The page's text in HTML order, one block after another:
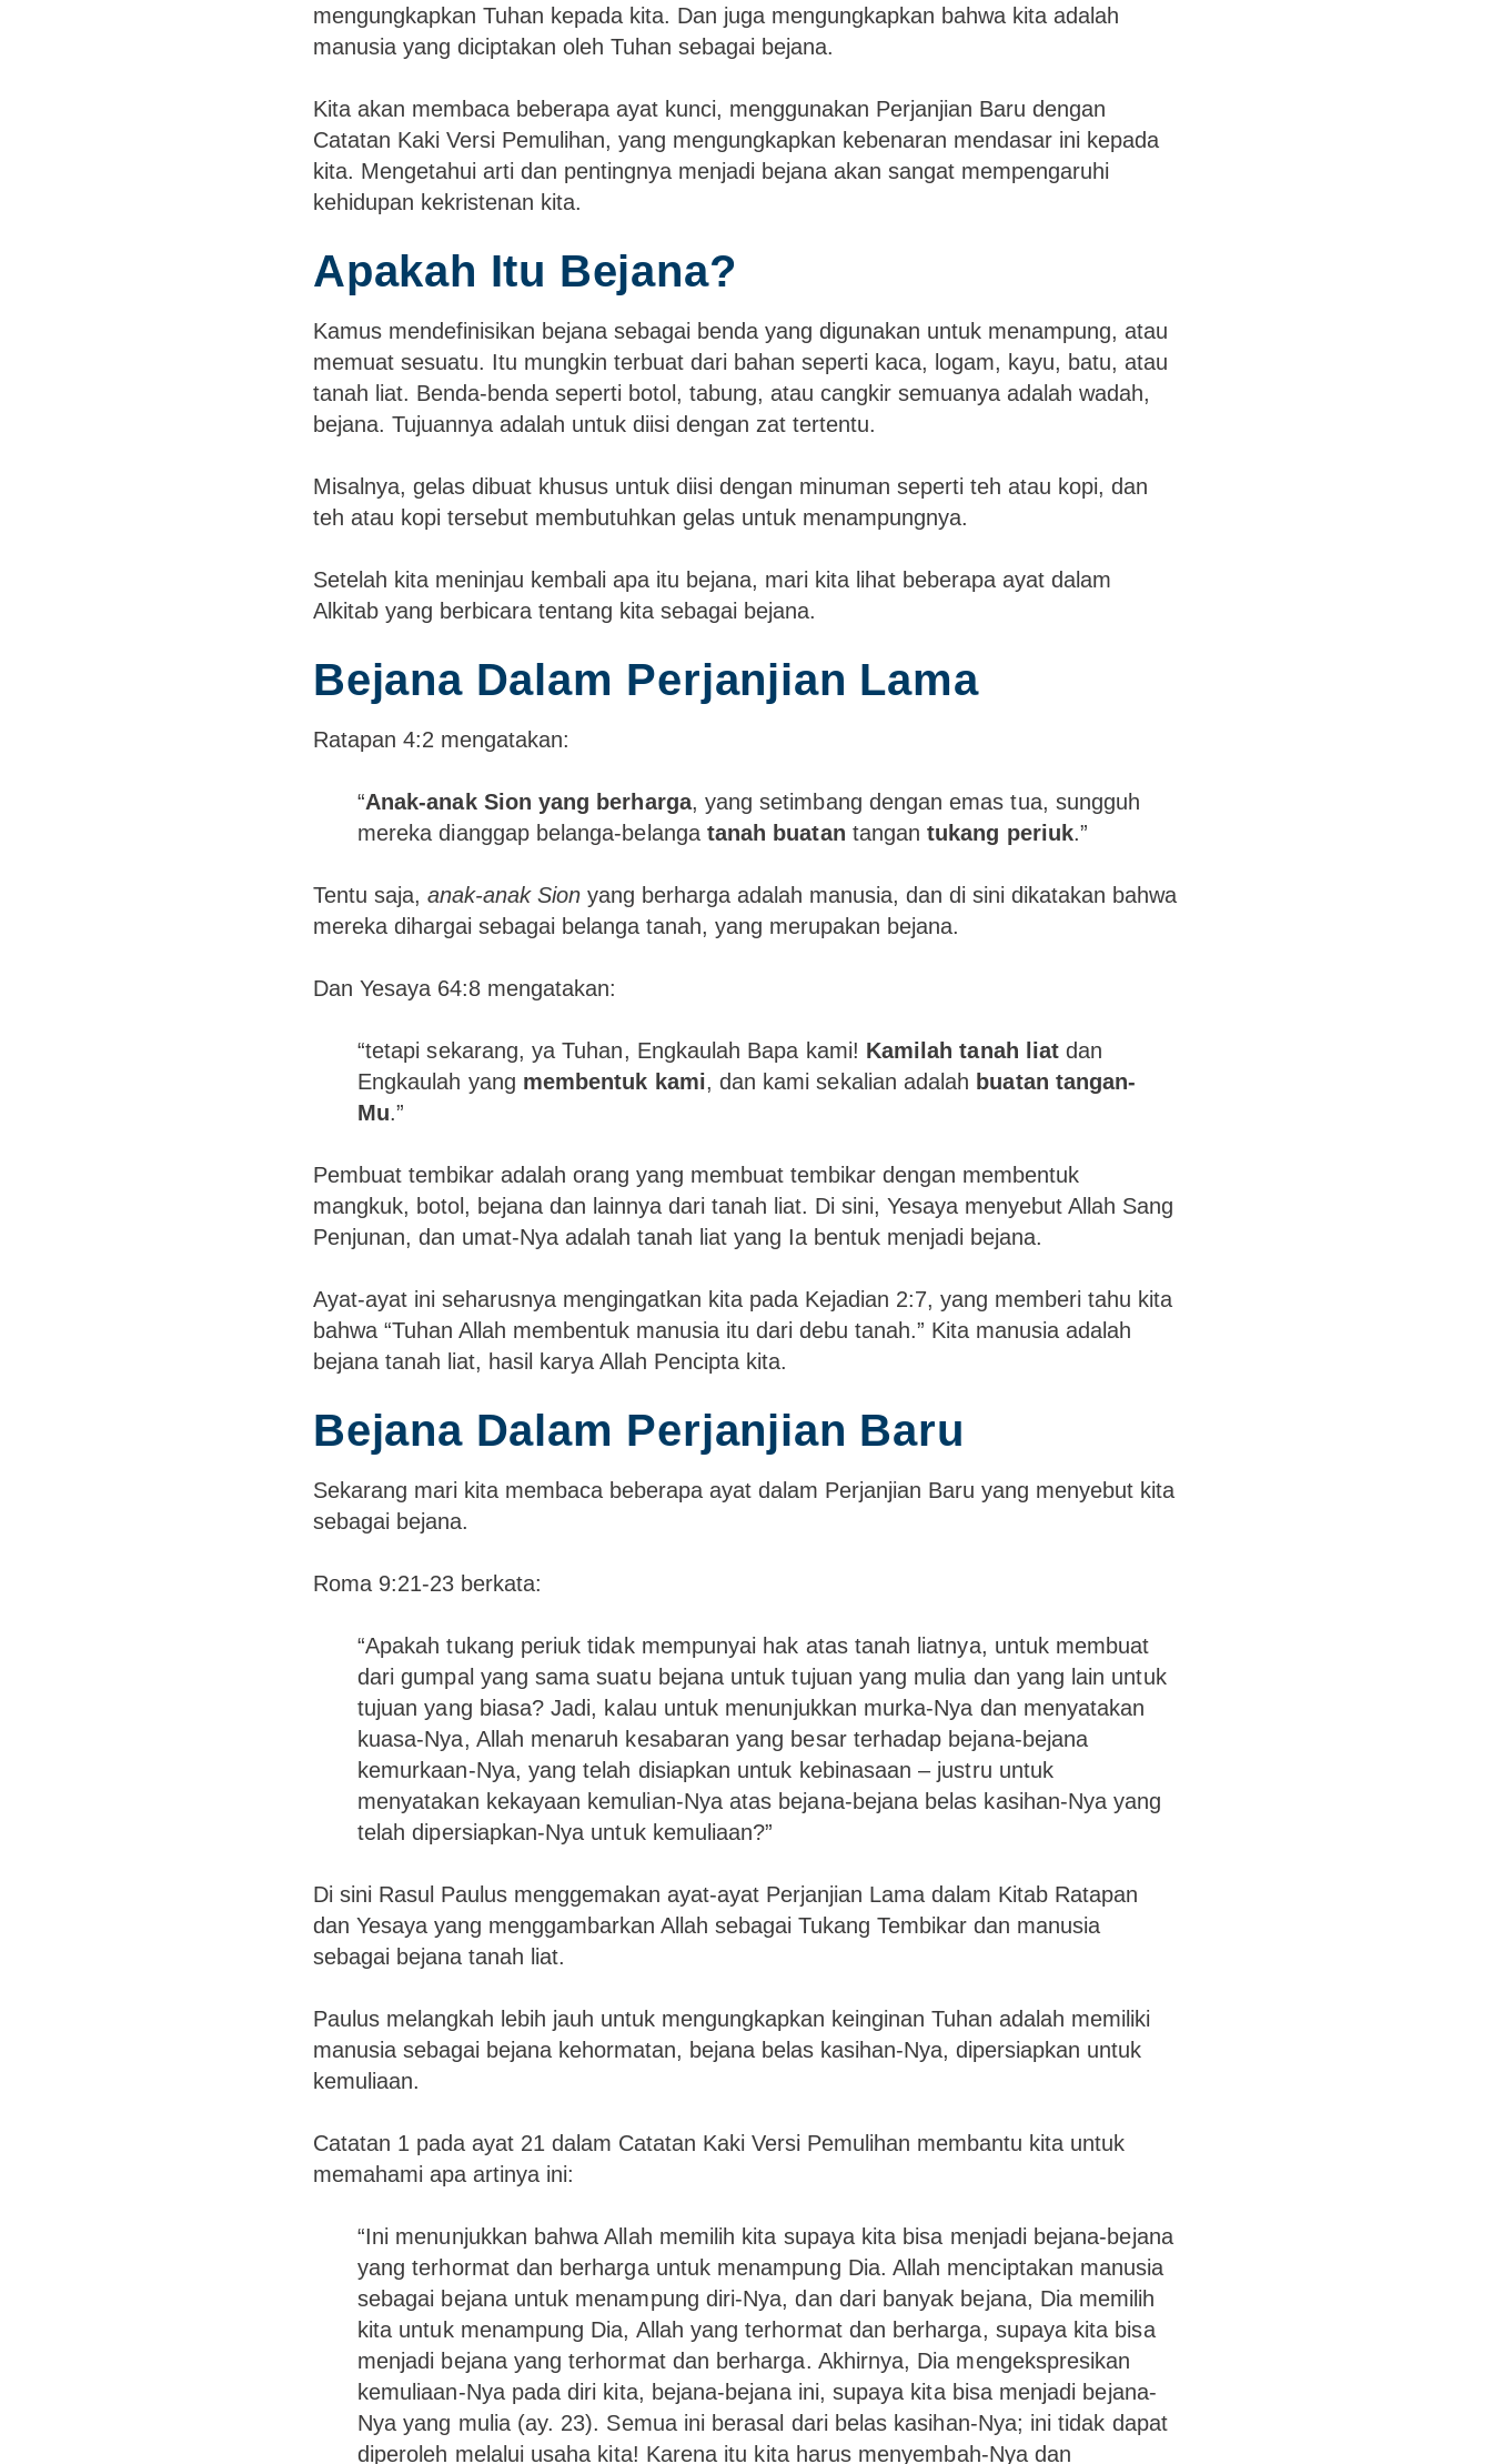
mengungkapkan Tuhan kepada kita. Dan juga mengungkapkan bahwa kita adalah
manusia yang diciptakan oleh Tuhan sebagai bejana.
Kita akan membaca beberapa ayat kunci, menggunakan Perjanjian Baru dengan
Catatan Kaki Versi Pemulihan, yang mengungkapkan kebenaran mendasar ini kepada
kita. Mengetahui arti dan pentingnya menjadi bejana akan sangat mempengaruhi
kehidupan kekristenan kita.
Apakah Itu Bejana?
Kamus mendefinisikan bejana sebagai benda yang digunakan untuk menampung, atau
memuat sesuatu. Itu mungkin terbuat dari bahan seperti kaca, logam, kayu, batu, atau
tanah liat. Benda-benda seperti botol, tabung, atau cangkir semuanya adalah wadah,
bejana. Tujuannya adalah untuk diisi dengan zat tertentu.
Misalnya, gelas dibuat khusus untuk diisi dengan minuman seperti teh atau kopi, dan
teh atau kopi tersebut membutuhkan gelas untuk menampungnya.
Setelah kita meninjau kembali apa itu bejana, mari kita lihat beberapa ayat dalam
Alkitab yang berbicara tentang kita sebagai bejana.
Bejana Dalam Perjanjian Lama
Ratapan 4:2 mengatakan:
“Anak-anak Sion yang berharga, yang setimbang dengan emas tua, sungguh
mereka dianggap belanga-belanga tanah buatan tangantukang periuk.”
Tentu saja, anak-anak Sion yang berharga adalah manusia, dan di sini dikatakan bahwa
mereka dihargai sebagai belanga tanah, yang merupakan bejana.
Dan Yesaya 64:8 mengatakan:
“tetapi sekarang, ya Tuhan, Engkaulah Bapa kami! Kamilah tanah liat dan
Engkaulah yang membentuk kami, dan kami sekalian adalah buatan tangan-
Mu.”
Pembuat tembikar adalah orang yang membuat tembikar dengan membentuk
mangkuk, botol, bejana dan lainnya dari tanah liat. Di sini, Yesaya menyebut Allah Sang
Penjunan, dan umat-Nya adalah tanah liat yang Ia bentuk menjadi bejana.
Ayat-ayat ini seharusnya mengingatkan kita pada Kejadian 2:7, yang memberi tahu kita
bahwa “Tuhan Allah membentuk manusia itu dari debu tanah.” Kita manusia adalah
bejana tanah liat, hasil karya Allah Pencipta kita.
Bejana Dalam Perjanjian Baru
Sekarang mari kita membaca beberapa ayat dalam Perjanjian Baru yang menyebut kita
sebagai bejana.
Roma 9:21-23 berkata:
“Apakah tukang periuk tidak mempunyai hak atas tanah liatnya, untuk membuat
dari gumpal yang sama suatu bejana untuk tujuan yang mulia dan yang lain untuk
tujuan yang biasa? Jadi, kalau untuk menunjukkan murka-Nya dan menyatakan
kuasa-Nya, Allah menaruh kesabaran yang besar terhadap bejana-bejana
kemurkaan-Nya, yang telah disiapkan untuk kebinasaan – justru untuk
menyatakan kekayaan kemulian-Nya atas bejana-bejana belas kasihan-Nya yang
telah dipersiapkan-Nya untuk kemuliaan?”
Di sini Rasul Paulus menggemakan ayat-ayat Perjanjian Lama dalam Kitab Ratapan
dan Yesaya yang menggambarkan Allah sebagai Tukang Tembikar dan manusia
sebagai bejana tanah liat.
Paulus melangkah lebih jauh untuk mengungkapkan keinginan Tuhan adalah memiliki
manusia sebagai bejana kehormatan, bejana belas kasihan-Nya, dipersiapkan untuk
kemuliaan.
Catatan 1 pada ayat 21 dalam Catatan Kaki Versi Pemulihan membantu kita untuk
memahami apa artinya ini:
“Ini menunjukkan bahwa Allah memilih kita supaya kita bisa menjadi bejana-bejana
yang terhormat dan berharga untuk menampung Dia. Allah menciptakan manusia
sebagai bejana untuk menampung diri-Nya, dan dari banyak bejana, Dia memilih
kita untuk menampung Dia, Allah yang terhormat dan berharga, supaya kita bisa
menjadi bejana yang terhormat dan berharga. Akhirnya, Dia mengekspresikan
kemuliaan-Nya pada diri kita, bejana-bejana ini, supaya kita bisa menjadi bejana-
Nya yang mulia (ay. 23). Semua ini berasal dari belas kasihan-Nya; ini tidak dapat
diperoleh melalui usaha kita! Karena itu kita harus menyembah-Nya dan